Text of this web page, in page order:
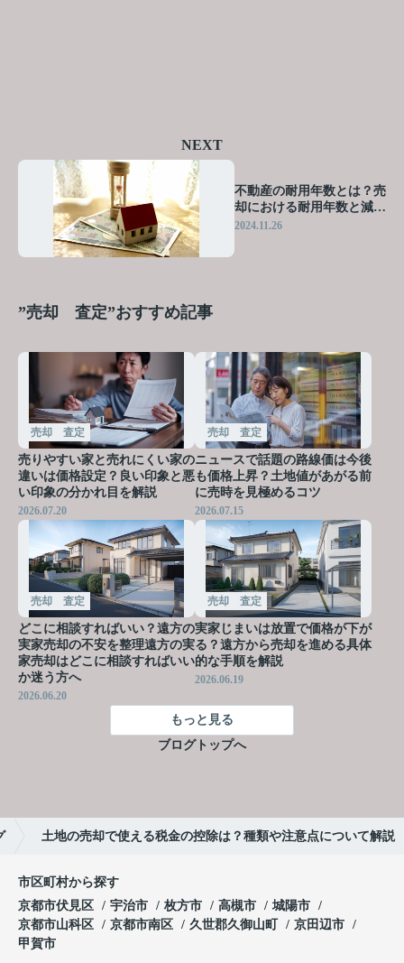
NEXT
不動産の耐用年数とは？売
却における耐用年数と減価
償却について解説
2024.11.26
”売却 査定”おすすめ記事
売却 査定
売りやすい家と売れにくい家の
違いは価格設定？良い印象と悪
い印象の分かれ目を解説
2026.07.20
売却 査定
ニュースで話題の路線価は今後
も価格上昇？土地値があがる前
に売時を見極めるコツ
2026.07.15
売却 査定
どこに相談すればいい？遠方の
実家売却の不安を整理遠方の実
家売却はどこに相談すればいい
か迷う方へ
2026.06.20
売却 査定
実家じまいは放置で価格が下が
る？遠方から売却を進める具体
的な手順を解説
2026.06.19
もっと見る
ブログトップへ
土地の売却で使える税金の控除は？種類や注意点について解説
市区町村から探す
京都市伏見区
宇治市 枚方市 高槻市
城陽市
京都市山科区
京都市南区 久世郡久御山町
京田辺市
甲賀市